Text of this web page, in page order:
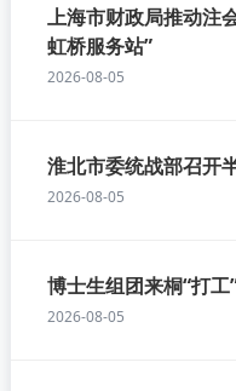
上海市财政局推动注
虹桥服务站”
2026-08-05
淮北市委统战部召开
2026-08-05
博士生组团来桐“打工
2026-08-05